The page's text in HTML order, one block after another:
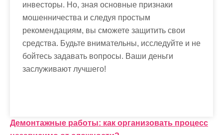
инвесторы. Но, зная основные признаки
мошенничества и следуя простым
рекомендациям, вы сможете защитить свои
средства. Будьте внимательны, исследуйте и не
бойтесь задавать вопросы. Ваши деньги
заслуживают лучшего!
Н
Демонтажные работы: как организовать процесс